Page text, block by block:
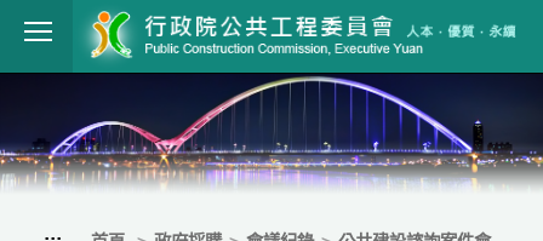
跳到主要內容
行政院公共工